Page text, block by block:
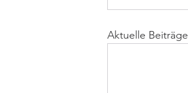
Aktuelle Beiträge